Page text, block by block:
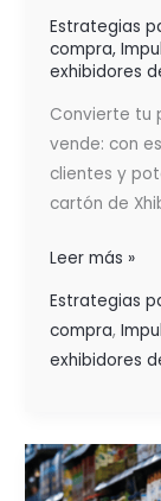
Estrategias
compra,
exhibidores
Convierte tu
vende: con
clientes y
cartón de
Leer más »
Estrategias
compra,
exhibidores
¿CÓMO
EL